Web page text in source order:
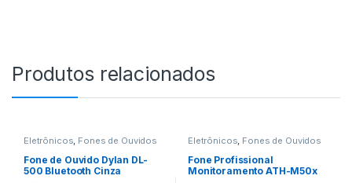
Produtos relacionados
Eletrônicos, Fones de Ouvidos
Fone de Ouvido Dylan DL-
500 Bluetooth Cinza
Eletrônicos, Fones de Ouvidos
Fone Profissional
Monitoramento ATH-M50x